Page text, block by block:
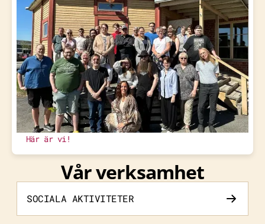
Här är vi!
Vår verksamhet
SOCIALA AKTIVITETER